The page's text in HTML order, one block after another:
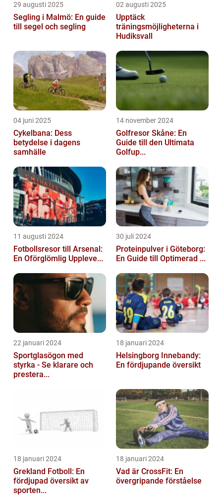
29 augusti 2025
Segling i Malmö: En guide
till segel och segling
02 augusti 2025
Upptäck
träningsmöjligheterna i
Hudiksvall
04 juni 2025
Cykelbana: Dess
betydelse i dagens
samhälle
14 november 2024
Golfresor Skåne: En
Guide till den Ultimata
Golfup...
11 augusti 2024
Fotbollsresor till Arsenal:
En Oförglömlig Uppleve...
30 juli 2024
Proteinpulver i Göteborg:
En Guide till Optimerad ...
22 januari 2024
Sportglasögon med
styrka - Se klarare och
prestera...
18 januari 2024
Helsingborg Innebandy:
En fördjupande översikt
18 januari 2024
Grekland Fotboll: En
fördjupad översikt av
sporten...
18 januari 2024
Vad är CrossFit: En
övergripande förståelse